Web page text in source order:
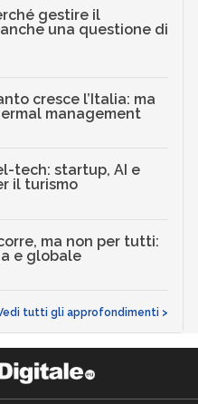
gestire il
una questione di
cresce l’Italia: ma
management
tech: startup, AI e
il turismo
ma non per tutti:
e globale
tutti gli approfondimenti >